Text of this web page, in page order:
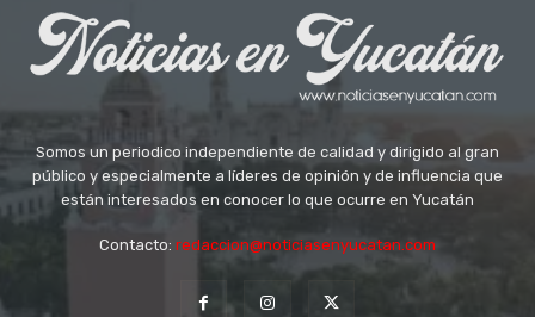
Somos un periodico independiente de calidad y dirigido al gran
público y especialmente a líderes de opinión y de influencia que
están interesados en conocer lo que ocurre en Yucatán
Contacto: redaccion@noticiasenyucatan.com